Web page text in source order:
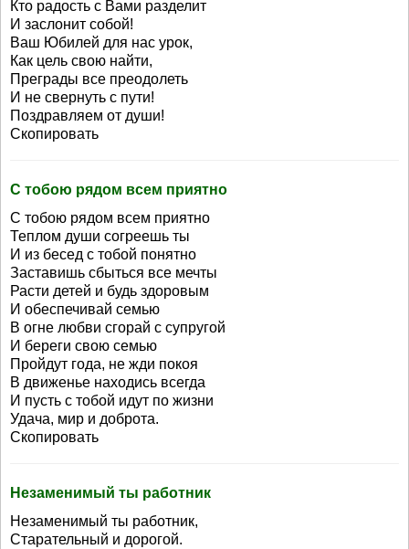
Кто радость с Вами разделит
И заслонит собой!
Ваш Юбилей для нас урок,
Как цель свою найти,
Преграды все преодолеть
И не свернуть с пути!
Поздравляем от души!
Скопировать
С тобою рядом всем приятно
С тобою рядом всем приятно
Теплом души согреешь ты
И из бесед с тобой понятно
Заставишь сбыться все мечты
Расти детей и будь здоровым
И обеспечивай семью
В огне любви сгорай с супругой
И береги свою семью
Пройдут года, не жди покоя
В движенье находись всегда
И пусть с тобой идут по жизни
Удача, мир и доброта.
Скопировать
Незаменимый ты работник
Незаменимый ты работник,
Старательный и дорогой.